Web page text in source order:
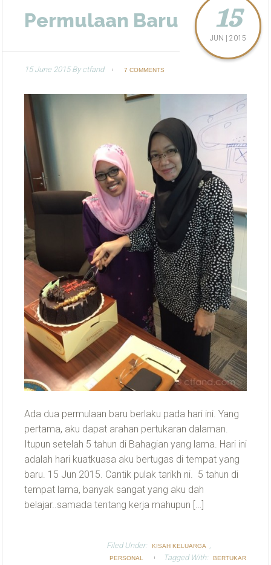
Permulaan Baru 15
JUN | 2015
15 June 2015Byctfand 7 COMMENTS
Ada dua permulaan baru berlaku pada hari ini. Yang
pertama, aku dapat arahan pertukaran dalaman.
Itupun setelah 5 tahun di Bahagian yang lama. Hari ini
adalah hari kuatkuasa aku bertugas di tempat yang
baru. 15 Jun 2015. Cantik pulak tarikh ni. 5 tahun di
tempat lama, banyak sangat yang aku dah
belajar..samada tentang kerja mahupun […]
Filed Under: KISAH KELUARGA
PERSONAL Tagged With:
BERTUKAR